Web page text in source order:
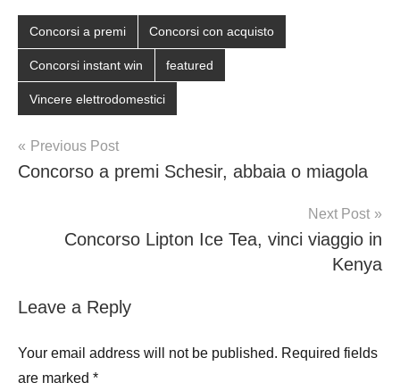
Concorsi a premi Concorsi con acquisto
Concorsi instant win featured
Vincere elettrodomestici
Post
navigation
Previous Post
Concorso a premi Schesir, abbaia o miagola
Next Post
Concorso Lipton Ice Tea, vinci viaggio in
Kenya
Leave a Reply
Your email address will not be published. Required fields
are marked *